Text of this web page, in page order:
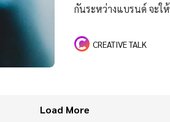
กันระหว่างแบรนด์ จะให้
CREATIVE TALK
Load More